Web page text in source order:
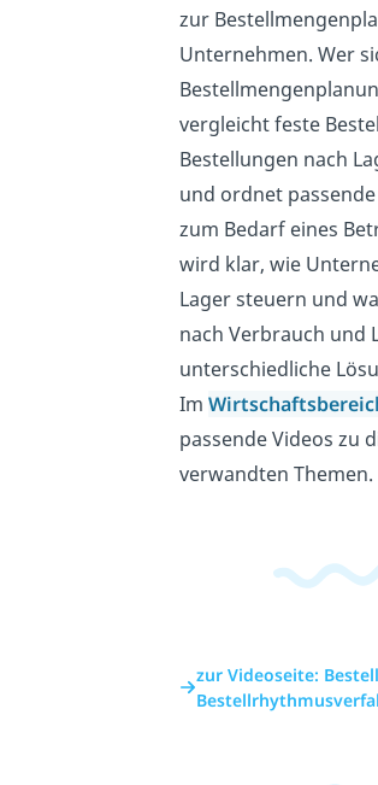
zur
Unternehmen. Wer
vergleicht feste
Bestellungen nach
und ordnet
zum Bedarf eines
wird klar, wie
Lager steuern und
nach Verbrauch und
unterschiedliche
Im
passende Videos zu
verwandten Themen.
zur Videoseite: